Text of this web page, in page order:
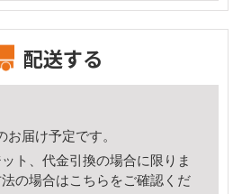
配送する
お届け予定です。
ト、代金引換の場合に限りま
の場合はこちら をご確認くだ